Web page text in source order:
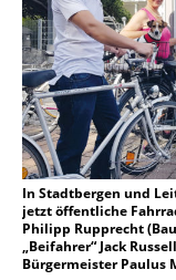
In Stadtbergen und
jetzt öffentliche
Philipp Rupprecht
„Beifahrer“ Jack
Bürgermeister Paulus